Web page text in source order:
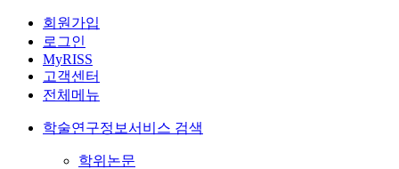
회원가입
로그인
MyRISS
고객센터
전체메뉴
학술연구정보서비스 검색
학위논문